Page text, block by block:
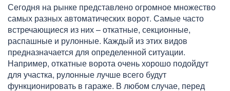
Сегодня на рынке представлено огромное множество
самых разных автоматических ворот. Самые часто
встречающиеся из них – откатные, секционные,
распашные и рулонные. Каждый из этих видов
предназначается для определенной ситуации.
Например, откатные ворота очень хорошо подойдут
для участка, рулонные лучше всего будут
функционировать в гараже. В любом случае, перед